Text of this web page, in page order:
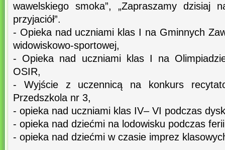
wawelskiego smoka”, „Zapraszamy dzisiaj
przyjaciół”.
- Opieka nad uczniami klas I na Gminnych
widowiskowo-sportowej,
- Opieka nad uczniami klas I na
OSIR,
- Wyjście z uczennicą na konkurs
Przedszkola nr 3,
- opieka nad uczniami klas IV– VI podczas
- opieka nad dziećmi na lodowisku podczas
- opieka nad dziećmi w czasie imprez